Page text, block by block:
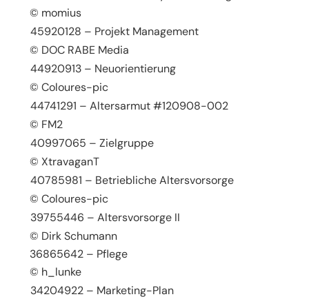
© momius
45920128 – Projekt Management
© DOC RABE Media
44920913 – Neuorientierung
© Coloures-pic
44741291 – Altersarmut #120908-002
© FM2
40997065 – Zielgruppe
© XtravaganT
40785981 – Betriebliche Altersvorsorge
© Coloures-pic
39755446 – Altersvorsorge II
© Dirk Schumann
36865642 – Pflege
© h_lunke
34204922 – Marketing-Plan